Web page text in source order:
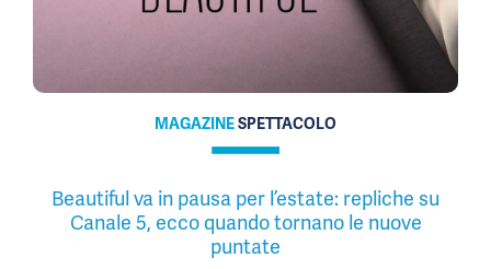
MAGAZINESPETTACOLO
Beautiful va in pausa per l’estate: repliche su
Canale 5, ecco quando tornano le nuove
puntate